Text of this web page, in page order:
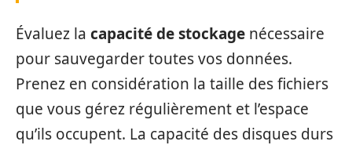
Évaluez la capacité de stockage nécessaire
pour sauvegarder toutes vos données.
Prenez en considération la taille des fichiers
que vous gérez régulièrement et l’espace
qu’ils occupent. La capacité des disques durs